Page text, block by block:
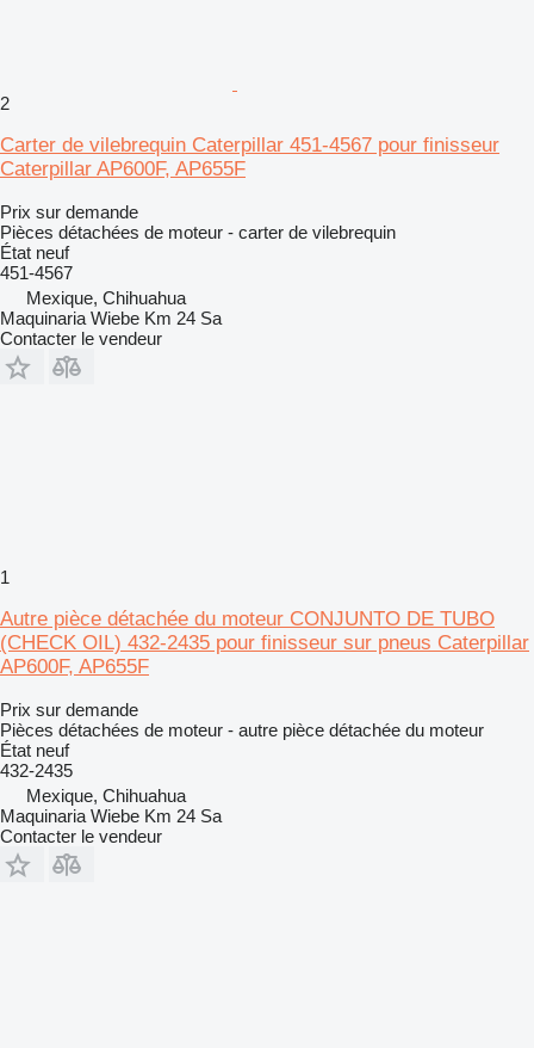
2
Carter de vilebrequin Caterpillar 451-4567 pour finisseur
Caterpillar AP600F, AP655F
Prix sur demande
Pièces détachées de moteur - carter de vilebrequin
État neuf
451-4567
Mexique, Chihuahua
Maquinaria Wiebe Km 24 Sa
Contacter le vendeur
1
Autre pièce détachée du moteur CONJUNTO DE TUBO
(CHECK OIL) 432-2435 pour finisseur sur pneus Caterpillar
AP600F, AP655F
Prix sur demande
Pièces détachées de moteur - autre pièce détachée du moteur
État neuf
432-2435
Mexique, Chihuahua
Maquinaria Wiebe Km 24 Sa
Contacter le vendeur